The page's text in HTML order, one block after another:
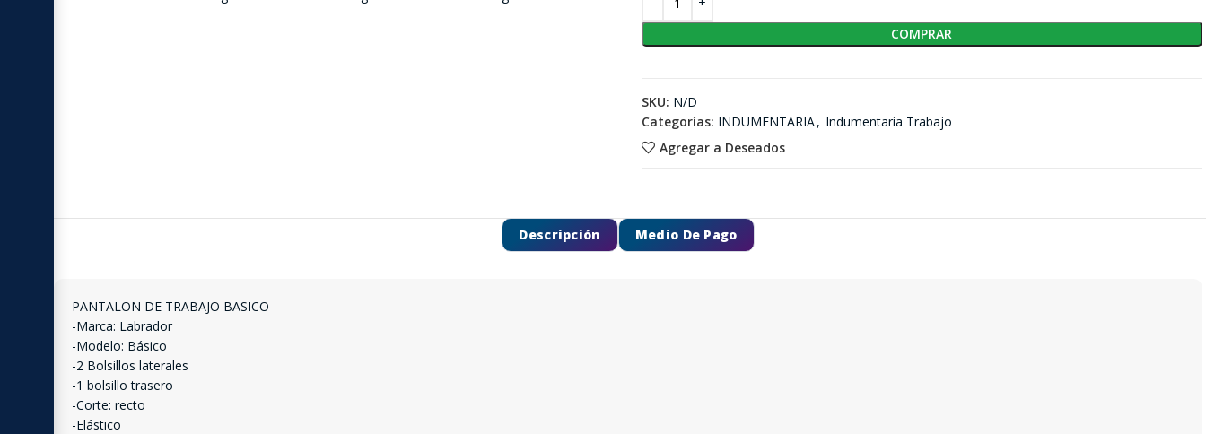
COMPRAR
Agregar a Deseados
SKU: N/D
Categorías: INDUMENTARIA, Indumentaria Trabajo
Descripción Medio De Pago
PANTALON DE TRABAJO BASICO
-Marca: Labrador
-Modelo: Básico
-2 Bolsillos laterales
-1 bolsillo trasero
-Corte: recto
-Elástico